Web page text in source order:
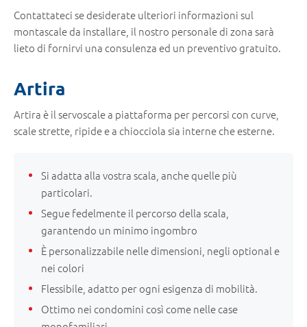
Contattateci se desiderate ulteriori informazioni sul
montascale da installare, il nostro personale di zona sarà
lieto di fornirvi una consulenza ed un preventivo gratuito.
Artira
Artira è il servoscale a piattaforma per percorsi con curve,
scale strette, ripide e a chiocciola sia interne che esterne.
Si adatta alla vostra scala, anche quelle più
particolari.
Segue fedelmente il percorso della scala,
garantendo un minimo ingombro
È personalizzabile nelle dimensioni, negli optional e
nei colori
Flessibile, adatto per ogni esigenza di mobilità.
Ottimo nei condomini così come nelle case